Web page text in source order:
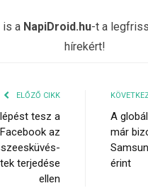
is a NapiDroid.hu-t a
hírekért!
ELŐZŐ CIKK
tesz a
Facebook az
terjedése
ellen
A
már
érint